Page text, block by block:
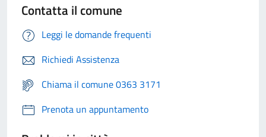
Contatta il comune
Leggi le domande frequenti
Richiedi Assistenza
Chiama il comune 0363 3171
Prenota un appuntamento